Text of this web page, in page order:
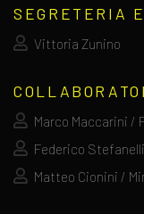
SEGRETERIA
Vittoria Zunino
Marco Maccarini /
Federico
Matteo Cionini /